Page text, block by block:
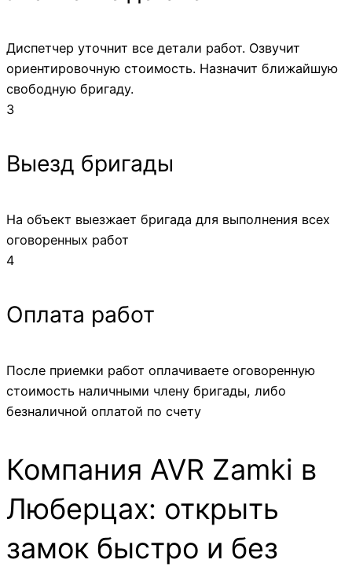
Диспетчер уточнит все детали работ. Озвучит
ориентировочную стоимость. Назначит ближайшую
свободную бригаду.
3
Выезд бригады
На объект выезжает бригада для выполнения всех
оговоренных работ
4
Оплата работ
После приемки работ оплачиваете оговоренную
стоимость наличными члену бригады, либо
безналичной оплатой по счету
Компания AVR Zamki в
Люберцах: открыть
замок быстро и без